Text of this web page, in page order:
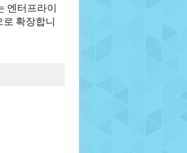
엔터프라이
확장합니